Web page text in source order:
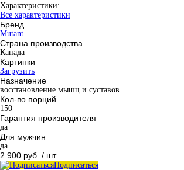
Характеристики:
Все характеристики
Бренд
Mutant
Страна производства
Канада
Картинки
Загрузить
Назначение
восстановление мышц и суставов
Кол-во порций
150
Гарантия производителя
да
Для мужчин
да
2 900 руб. / шт
Подписаться